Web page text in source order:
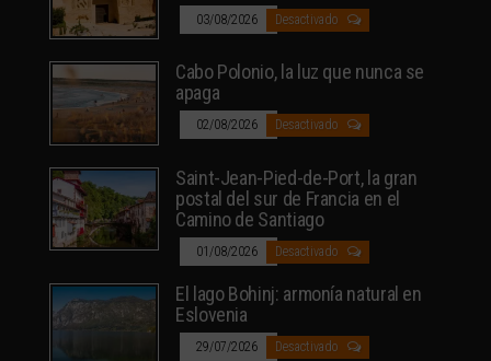
03/08/2026 Desactivado
Cabo Polonio, la luz que nunca se
apaga
02/08/2026 Desactivado
Saint-Jean-Pied-de-Port, la gran
postal del sur de Francia en el
Camino de Santiago
01/08/2026 Desactivado
El lago Bohinj: armonía natural en
Eslovenia
29/07/2026 Desactivado